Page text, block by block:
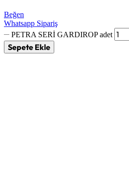
Beğen
Whatsapp Sipariş
PETRA SERİ GARDIROP adet
Sepete Ekle